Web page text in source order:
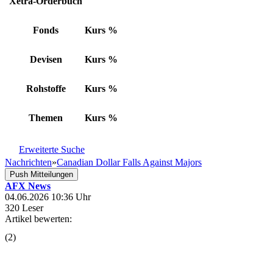
Fonds Kurs %
Devisen Kurs %
Rohstoffe Kurs %
Themen Kurs %
Erweiterte Suche
Nachrichten»Canadian Dollar Falls Against Majors
Push Mitteilungen
AFX News
04.06.2026 10:36 Uhr
320 Leser
Artikel bewerten:
(2)